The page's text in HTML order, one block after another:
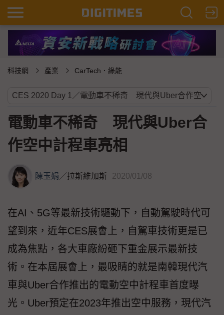
科技網 產業 CarTech．綠能
電動車不稀奇 現代與Uber合
作空中計程車亮相
陳玉娟／拉斯維加斯 2020/01/08
在AI、5G等最新技術驅動下，自動駕駛時代可
望到來，近年CES展會上，自駕車技術更是已
成為焦點，各大車廠紛砸下重金展示最新技
術。在本屆展會上，最吸睛的就是南韓現代汽
車與Uber合作推出的電動空中計程車首度曝
光。Uber預定在2023年推出空中服務，現代汽